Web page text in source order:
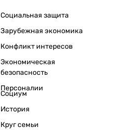
Социальная защита
Зарубежная экономика
Конфликт интересов
Экономическая
безопасность
Персоналии
Социум
История
Круг семьи